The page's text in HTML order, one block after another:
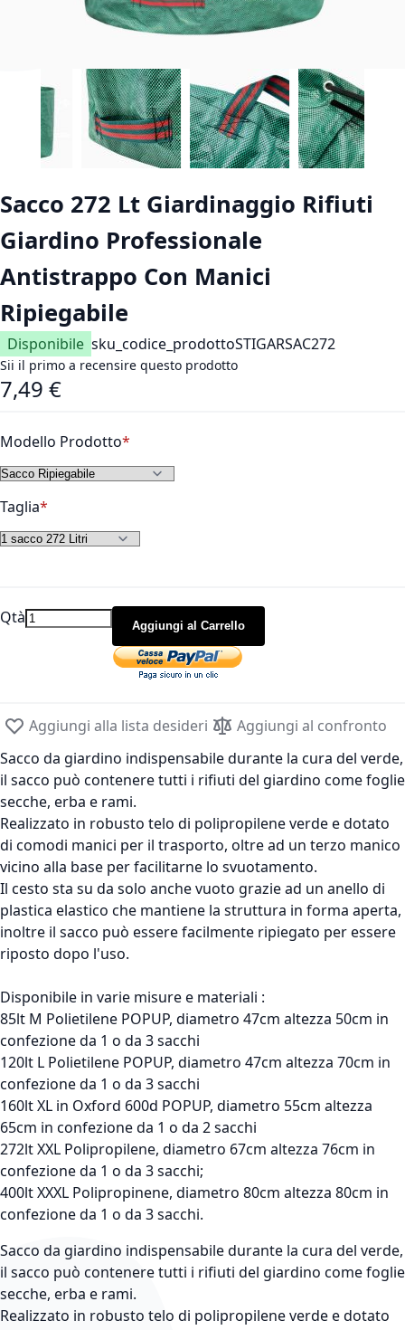
Vai all'inizio della galleria di immagini
Sacco 272 Lt Giardinaggio Rifiuti
Giardino Professionale
Antistrappo Con Manici
Ripiegabile
Disponibile sku_codice_prodottoSTIGARSAC272
Sii il primo a recensire questo prodotto
As low as
7,49 €
Modello Prodotto
Taglia
Qtà Aggiungi al Carrello
Aggiungi alla lista desideri
Aggiungi al confronto
Sacco da giardino indispensabile durante la cura del verde,
il sacco può contenere tutti i rifiuti del giardino come foglie
secche, erba e rami.
Realizzato in robusto telo di polipropilene verde e dotato
di comodi manici per il trasporto, oltre ad un terzo manico
vicino alla base per facilitarne lo svuotamento.
Il cesto sta su da solo anche vuoto grazie ad un anello di
plastica elastico che mantiene la struttura in forma aperta,
inoltre il sacco può essere facilmente ripiegato per essere
riposto dopo l'uso.
Disponibile in varie misure e materiali :
85lt M Polietilene POPUP, diametro 47cm altezza 50cm in
confezione da 1 o da 3 sacchi
120lt L Polietilene POPUP, diametro 47cm altezza 70cm in
confezione da 1 o da 3 sacchi
160lt XL in Oxford 600d POPUP, diametro 55cm altezza
65cm in confezione da 1 o da 2 sacchi
272lt XXL Polipropilene, diametro 67cm altezza 76cm in
confezione da 1 o da 3 sacchi;
400lt XXXL Polipropinene, diametro 80cm altezza 80cm in
confezione da 1 o da 3 sacchi.
Sacco da giardino indispensabile durante la cura del verde,
il sacco può contenere tutti i rifiuti del giardino come foglie
secche, erba e rami.
Realizzato in robusto telo di polipropilene verde e dotato